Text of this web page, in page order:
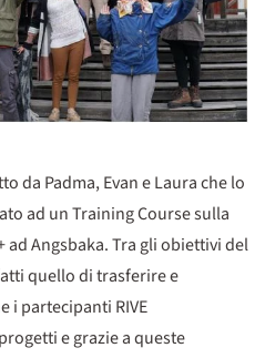
da Padma, Evan e Laura che lo
ad un Training Course sulla
Angsbaka. Tra gli obiettivi del
quello di trasferire e
i partecipanti RIVE
e grazie a queste